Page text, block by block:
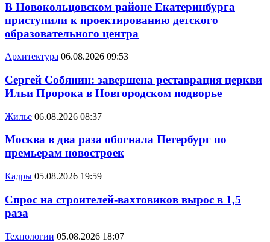
В Новокольцовском районе Екатеринбурга
приступили к проектированию детского
образовательного центра
Архитектура 06.08.2026 09:53
Сергей Собянин: завершена реставрация церкви
Ильи Пророка в Новгородском подворье
Жилье 06.08.2026 08:37
Москва в два раза обогнала Петербург по
премьерам новостроек
Кадры 05.08.2026 19:59
Спрос на строителей-вахтовиков вырос в 1,5
раза
Технологии 05.08.2026 18:07